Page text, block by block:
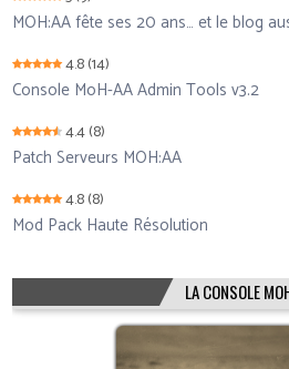
MOH:AA fête ses 20 ans… et le blog
4.8(14)
Console MoH-AA Admin Tools v3.2
4.4(8)
Patch Serveurs MOH:AA
4.8(8)
Mod Pack Haute Résolution
LA CONSOLE